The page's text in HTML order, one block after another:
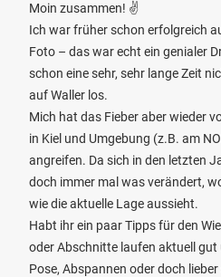
Moin zusammen! ✌️
Ich war früher schon erfolgreich
Foto – das war echt ein genialer
schon eine sehr, sehr lange Zeit
auf Waller los.
Mich hat das Fieber aber wieder
in Kiel und Umgebung (z.B. am
angreifen. Da sich in den letzten
doch immer mal was verändert,
wie die aktuelle Lage aussieht.
Habt ihr ein paar Tipps für den
oder Abschnitte laufen aktuell gut
Pose, Abspannen oder doch